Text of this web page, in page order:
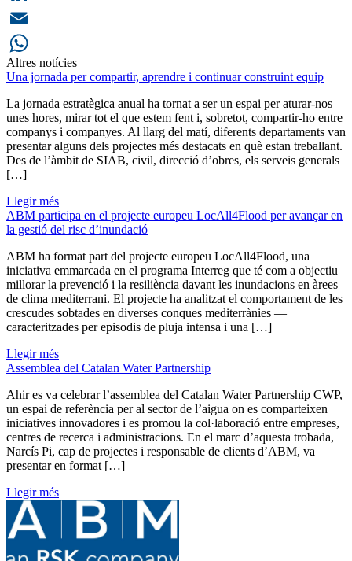
LinkedIn
Email
WhatsApp
Altres notícies
Una jornada per compartir, aprendre i continuar construint equip
La jornada estratègica anual ha tornat a ser un espai per aturar-nos
unes hores, mirar tot el que estem fent i, sobretot, compartir-ho entre
companys i companyes. Al llarg del matí, diferents departaments van
presentar alguns dels projectes més destacats en què estan treballant.
Des de l’àmbit de SIAB, civil, direcció d’obres, els serveis generals
[…]
Llegir més
ABM participa en el projecte europeu LocAll4Flood per avançar en
la gestió del risc d’inundació
ABM ha format part del projecte europeu LocAll4Flood, una
iniciativa emmarcada en el programa Interreg que té com a objectiu
millorar la prevenció i la resiliència davant les inundacions en àrees
de clima mediterrani. El projecte ha analitzat el comportament de les
crescudes sobtades en diverses conques mediterrànies —
caracteritzades per episodis de pluja intensa i una […]
Llegir més
Assemblea del Catalan Water Partnership
Ahir es va celebrar l’assemblea del Catalan Water Partnership CWP,
un espai de referència per al sector de l’aigua on es comparteixen
iniciatives innovadores i es promou la col·laboració entre empreses,
centres de recerca i administracions. En el marc d’aquesta trobada,
Narcís Pi, cap de projectes i responsable de clients d’ABM, va
presentar en format […]
Llegir més